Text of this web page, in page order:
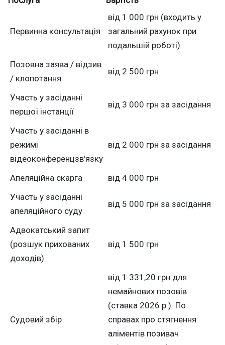
Первинна консультація
від 1 000 грн (входить у
загальний рахунок при
подальшій роботі)
Позовна заява / відзив
/ клопотання
від 2 500 грн
Участь у засіданні
першої інстанції
від 3 000 грн за засідання
Участь у засіданні в
режимі
відеоконференцзв'язку
від 2 000 грн за засідання
Апеляційна скарга
від 4 000 грн
Участь у засіданні
апеляційного суду
від 5 000 грн за засідання
Адвокатський запит
(розшук прихованих
доходів)
від 1 500 грн
Судовий збір
від 1 331,20 грн для
немайнових позовів
(ставка 2026 р.). По
справах про стягнення
аліментів позивач